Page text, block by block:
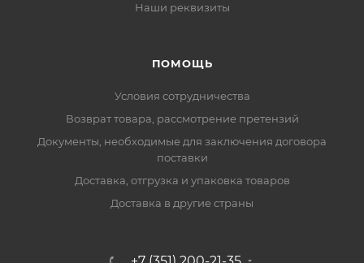
Наши реквизиты
ПОМОЩЬ
Условия сотрудничества
Возврат товара, рассмотрение претензий
Документы, необходимые для заключения договора
поставки
Доставка, отгрузка и упаковка товаров
Доставка в другие страны